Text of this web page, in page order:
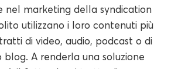
nel marketing della syndication
utilizzano i loro contenuti più
di video, audio, podcast o di
blog. A renderla una soluzione